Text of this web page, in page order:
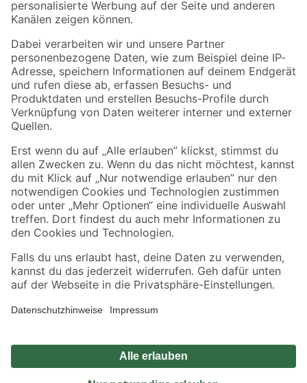
Folge uns
Zahlungsarten Versandarten
Sicher einkaufen
Jetzt die toom-App herunterladen
Alle Preisangaben in EUR inkl. gesetzl. MwSt.. Die dargestellten Angebote sind unter
Umständen nicht in allen Märkten verfügbar. Die angegebenen Verfügbarkeiten beziehen
Produkte nur solange der Vorrat reicht.
*Paketversand ab 59 € versandkostenfrei, gilt nicht für Artikel mit Speditionsversand, hier
Privatsphäre Impressum
Nutzungsbedingungen
Widerrufsrecht
Vertrag widerrufen